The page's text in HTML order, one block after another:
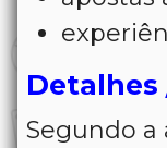
Segundo a